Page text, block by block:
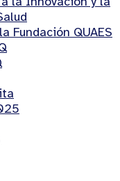
Fundación QUAES